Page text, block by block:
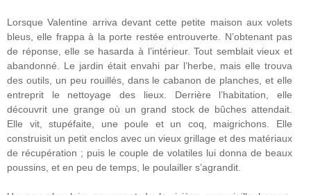
Lorsque Valentine arriva devant cette petite maison aux volets
bleus, elle frappa à la porte restée entrouverte. N’obtenant pas
de réponse, elle se hasarda à l’intérieur. Tout semblait vieux et
abandonné. Le jardin était envahi par l’herbe, mais elle trouva
des outils, un peu rouillés, dans le cabanon de planches, et elle
entreprit le nettoyage des lieux. Derrière l’habitation, elle
découvrit une grange où un grand stock de bûches attendait.
Elle vit, stupéfaite, une poule et un coq, maigrichons. Elle
construisit un petit enclos avec un vieux grillage et des matériaux
de récupération ; puis le couple de volatiles lui donna de beaux
poussins, et en peu de temps, le poulailler s’agrandit.